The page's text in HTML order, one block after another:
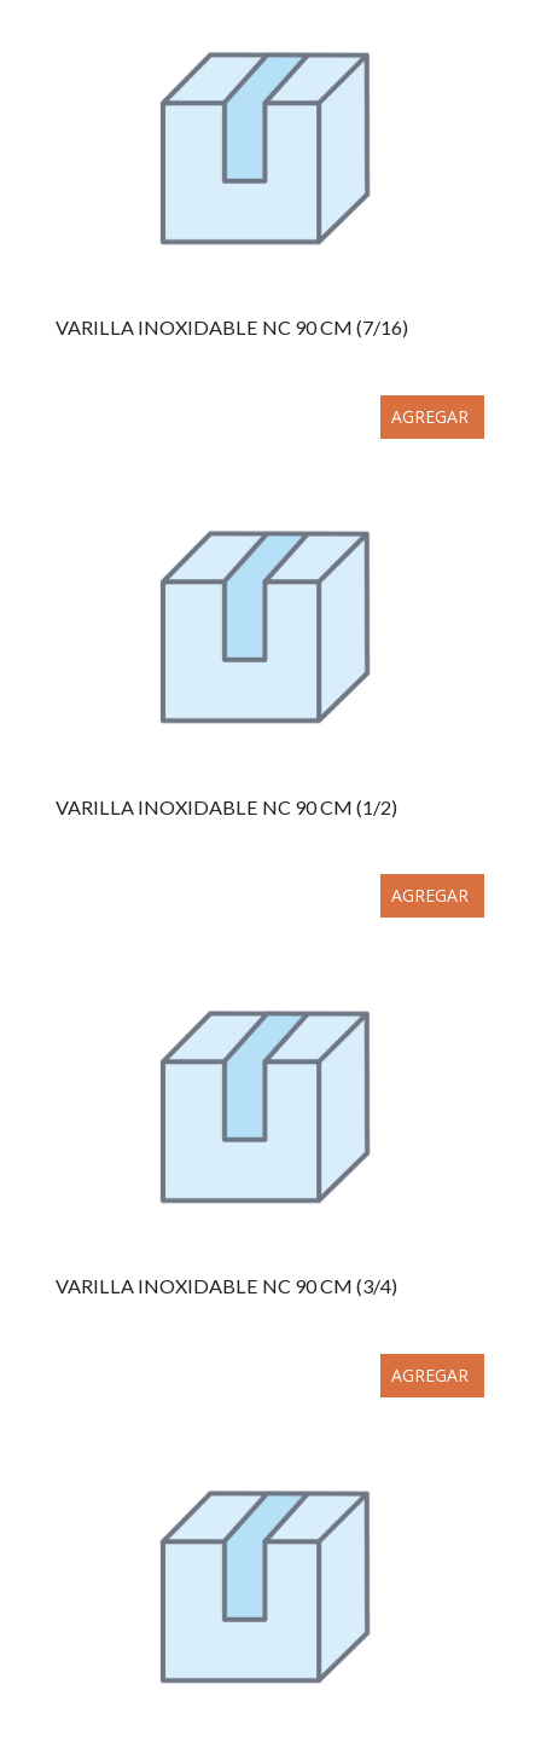
VARILLA INOXIDABLE NC 90 CM (7/16)
AGREGAR
VARILLA INOXIDABLE NC 90 CM (1/2)
AGREGAR
VARILLA INOXIDABLE NC 90 CM (3/4)
AGREGAR